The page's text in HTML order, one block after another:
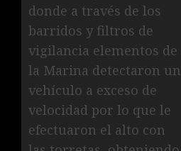
donde a través de los
barridos y filtros de
vigilancia elementos de
la Marina detectaron un
vehículo a exceso de
velocidad por lo que le
efectuaron el alto con